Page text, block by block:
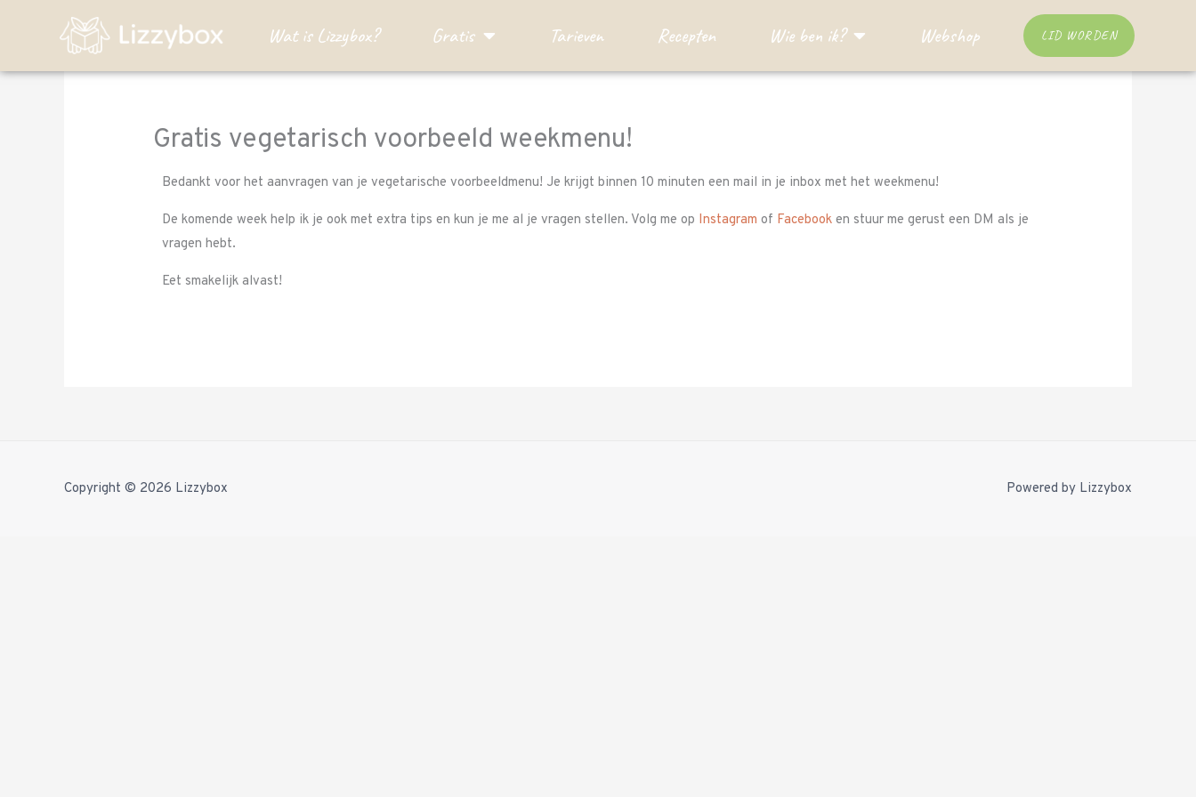
Wat is Lizzybox? Gratis Tarieven Recepten Wie ben ik? Webshop LID WORDEN
Gratis vegetarisch voorbeeld weekmenu!
Bedankt voor het aanvragen van je vegetarische voorbeeldmenu! Je krijgt binnen 10 minuten een mail in je inbox met het weekmenu!
De komende week help ik je ook met extra tips en kun je me al je vragen stellen. Volg me op Instagram of Facebook en stuur me gerust een DM als je
vragen hebt.
Eet smakelijk alvast!
Copyright © 2026 Lizzybox Powered by Lizzybox